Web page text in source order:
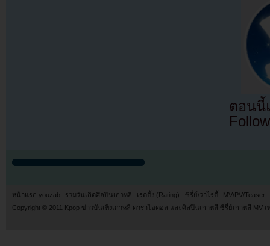
ตอนนี้
หน้าแรก youzab รวมวันเกิดศิลปินเกาหลี เรตติ้ง (Rating) : ซีรี่ย์/วาไรตี้
MV/PV/Teaser
Copyright © 2011 Kpop ข่าวบันเทิงเกาหลี ดาราไอดอล และศิลปินเกาหลี ซีรี่ย์เกาหลี MV